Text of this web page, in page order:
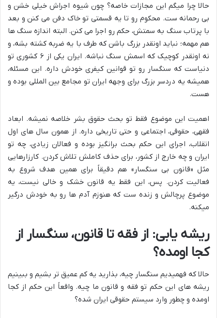
حالا چرا میگم این مجازات خاصه؟ چون شیوه اجراش خیلی خشن و
بی رحمانه ست. محکوم رو تا یه قسمتی تو خاک دفن می کنن و بعد
با پرتاب سنگ به سمتش، حکم رو اجرا می کنن. البته اندازه سنگ ها
هم مهمه؛ نباید اونقدر بزرگ باشن که طرف با یه ضربه کشته بشه، و
نه اونقدر کوچیک که اسمش سنگ نباشه. ایران یکی از ۶ کشوری تو
دنیاست که سنگسار رو تو قوانین کیفری خودش داره. این مسئله،
همیشه یه دردسر بزرگ برای وجهه ایران تو مجامع بین المللی بوده و
هست.
اهمیت این موضوع فقط تو بحث حقوق بشر خلاصه نمیشه. ابعاد
فقهی، حقوقی، اجتماعی و حتی تاریخی داره. از همون سال های اول
انقلاب، اجرای این حکم بحث برانگیز بوده و فعالان زیادی، چه تو
ایران و چه خارج از کشور، برای حذف کاملش تلاش کردن. کارزارهایی
مثل «قانون بی سنگسار» هم دقیقاً برای همین هدف شروع به
فعالیت کردن. پس، این فقط یه قانون خشک و خالی نیست، یه
موضوع پرچالش و زنده ست که هنوزم آدم ها رو به خودش درگیر
میکنه.
ریشه یابی: از فقه تا قانون، سنگسار از
کجا اومده؟
حالا که فهمیدیم سنگسار چیه، بذارید یه کم عمیق تر بشیم و ببینیم
ریشه های این حکم تو فقه و قانون ما چیه. واقعاً این حکم از کجا
اومده و چطور وارد سیستم حقوقی ایران شده؟